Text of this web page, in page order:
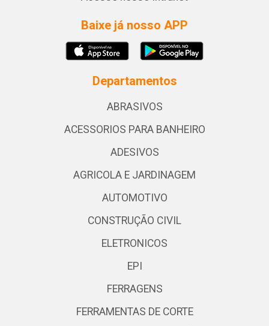
Baixe já nosso APP
Departamentos
ABRASIVOS
ACESSORIOS PARA BANHEIRO
ADESIVOS
AGRICOLA E JARDINAGEM
AUTOMOTIVO
CONSTRUÇÃO CIVIL
ELETRONICOS
EPI
FERRAGENS
FERRAMENTAS DE CORTE